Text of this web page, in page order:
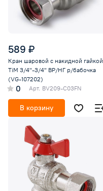
589 ₽
Кран шаровой с накидной гайкой
TiM 3/4"-3/4" ВР/НГ р/бабочка
(VG-107202)
0 Арт. BV209-C03FN
В корзину